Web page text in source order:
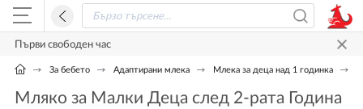
Първи свободен час
За бебето Адаптирани млека Млека за деца над 1 годинка
Мляко за Малки Деца след 2-рата Година